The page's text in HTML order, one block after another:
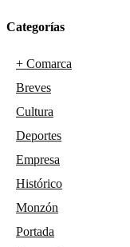
Categorías
+ Comarca
Breves
Cultura
Deportes
Empresa
Histórico
Monzón
Portada